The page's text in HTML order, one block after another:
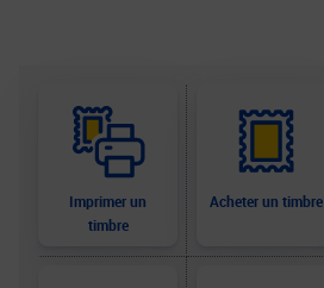
Imprimer un
timbre
Acheter un timbre